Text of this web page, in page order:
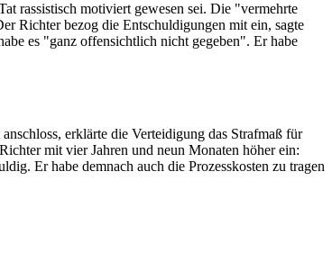
rassistisch motiviert gewesen sei. Die "vermehrte
Richter bezog die Entschuldigungen mit ein, sagte
es "ganz offensichtlich nicht gegeben". Er habe
erklärte die Verteidigung das Strafmaß für
mit vier Jahren und neun Monaten höher ein:
Er habe demnach auch die Prozesskosten zu tragen